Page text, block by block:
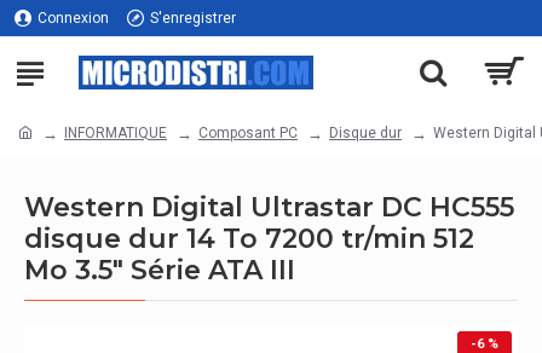
Connexion S'enregistrer
INFORMATIQUE Composant PC Disque dur Western Digital
Western Digital Ultrastar DC HC555
disque dur 14 To 7200 tr/min 512
Mo 3.5" Série ATA III
-6 %